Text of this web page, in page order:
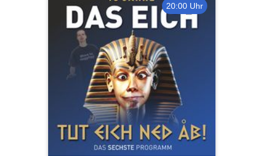
20:00 Uhr